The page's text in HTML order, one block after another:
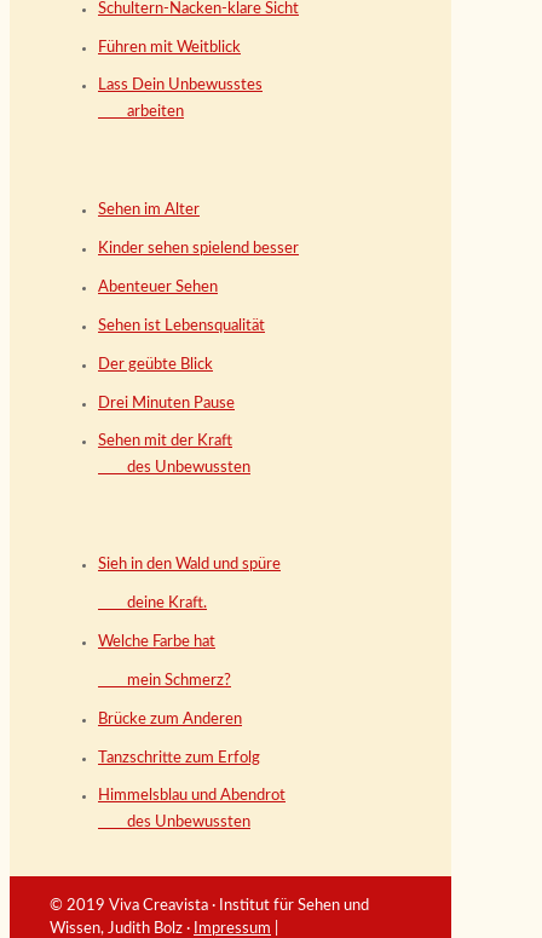
Schultern-Nacken-klare Sicht
Führen mit Weitblick
Lass Dein Unbewusstes
arbeiten
Sehen im Alter
Kinder sehen spielend besser
Abenteuer Sehen
Sehen ist Lebensqualität
Der geübte Blick
Drei Minuten Pause
Sehen mit der Kraft
des Unbewussten
Sieh in den Wald und spüre
deine Kraft.
Welche Farbe hat
mein Schmerz?
Brücke zum Anderen
Tanzschritte zum Erfolg
Himmelsblau und Abendrot
des Unbewussten
© 2019 Viva Creavista · Institut für Sehen und
Wissen, Judith Bolz ·
Impressum